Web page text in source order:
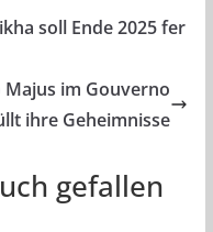
soll Ende 2025 fer
im Gouverno
ihre Geheimnisse
gefallen